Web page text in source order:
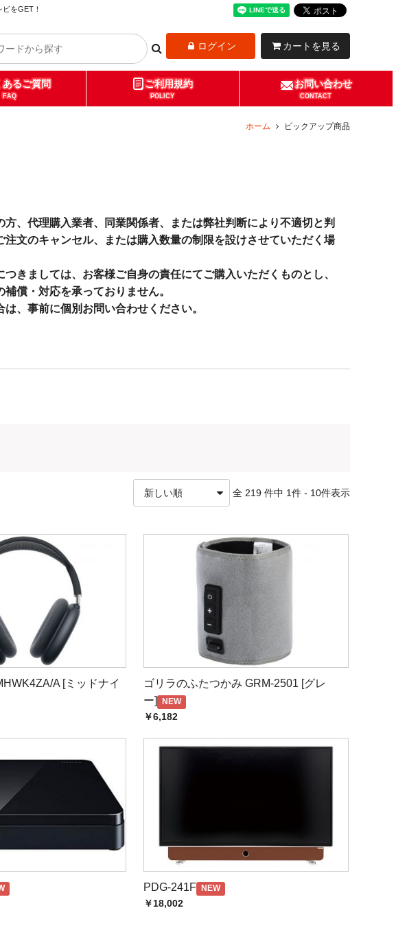
をGET！
ログイン カートを見る
あるご質問
FAQ
ご利用規約
POLICY
お問い合わせ
CONTACT
ホーム ピックアップ商品
、代理購入業者、同業関係者、または弊社判断により不適切と判
文のキャンセル、または購入数量の制限を設けさせていただく場
きましては、お客様ご自身の責任にてご購入いただくものとし、
償・対応を承っておりません。
、事前に個別お問い合わせください。
品書を発行しております。※代引の場合は領収書が運送業者発行の為、適格
文の方）はご注文時備考欄にてご要望ください。電子発行をさせていただき
対応を休止させていただいております。
します。
。メール及びサイト内のお問い合わせフォ-ムにてご連絡ください。
ください。
フリーメールアドレスをご利用のお客様へ
信できていない可能性がありますので、あらかじめメールアドレスの登録をおすすめいた
致します。
全 219 件中 1件 - 10件表示
A [ミッドナイ
ゴリラのふたつかみ GRM-2501 [グレ
ー]
NEW
￥6,182
PDG-241F NEW
￥18,002